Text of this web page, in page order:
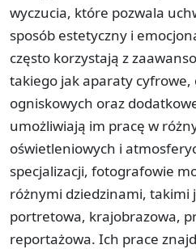
wyczucia, które pozwala
sposób estetyczny i
często korzystają z
takiego jak aparaty
ogniskowych oraz
umożliwiają im pracę w
oświetleniowych i
specjalizacji, fotografowie
różnymi dziedzinami, takimi
portretowa, krajobrazowa,
reportażowa. Ich prace